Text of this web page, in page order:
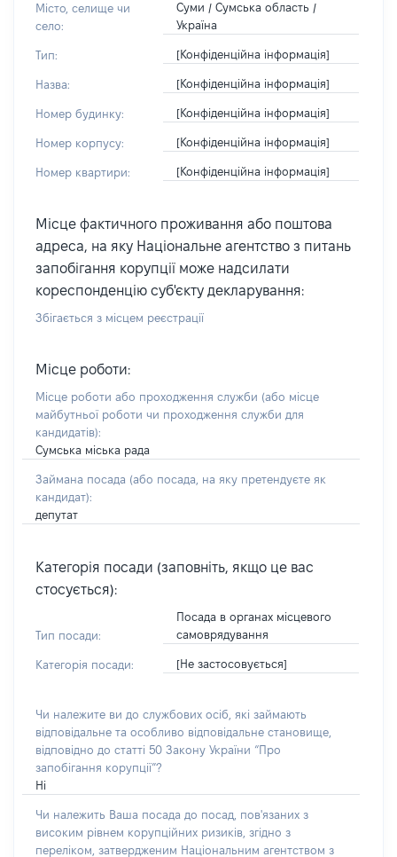
Місто, селище чи
село:
Суми / Сумська область /
Україна
Тип: [Конфіденційна інформація]
Назва: [Конфіденційна інформація]
Номер будинку: [Конфіденційна інформація]
Номер корпусу: [Конфіденційна інформація]
Номер квартири: [Конфіденційна інформація]
Місце фактичного проживання або поштова
адреса, на яку Національне агентство з питань
запобігання корупції може надсилати
кореспонденцію суб'єкту декларування:
Збігається з місцем реєстрації
Місце роботи:
Місце роботи або проходження служби (або місце
майбутньої роботи чи проходження служби для
кандидатів):
Сумська міська рада
Займана посада (або посада, на яку претендуєте як
кандидат):
депутат
Категорія посади (заповніть, якщо це вас
стосується):
Тип посади:
Посада в органах місцевого
самоврядування
Категорія посади: [Не застосовується]
Чи належите ви до службових осіб, які займають
відповідальне та особливо відповідальне становище,
відповідно до статті 50 Закону України “Про
запобігання корупції”?
Ні
Чи належить Ваша посада до посад, пов'язаних з
високим рівнем корупційних ризиків, згідно з
переліком, затвердженим Національним агентством з